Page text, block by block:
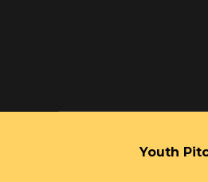
Youth